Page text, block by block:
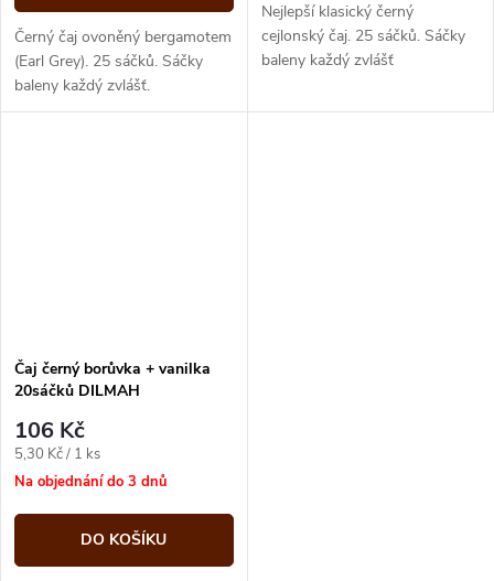
Černý čaj ovoněný bergamotem
(Earl Grey). 25 sáčků. Sáčky
baleny každý zvlášť.
Nejlepší klasický černý
cejlonský čaj. 25 sáčků. Sáčky
baleny každý zvlášť
Čaj černý borůvka + vanilka
20sáčků DILMAH
106 Kč
Měrná
cena:
5,30 Kč / 1 ks
Na objednání do 3 dnů
DO KOŠÍKU